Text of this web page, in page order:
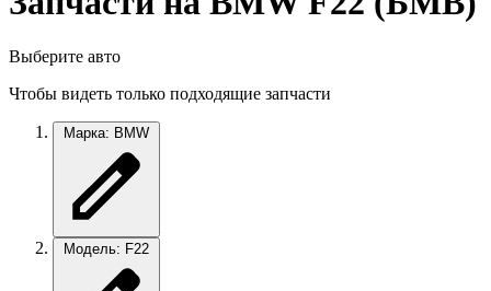
Выберите авто
Чтобы видеть только подходящие запчасти
Марка: BMW
Модель: F22